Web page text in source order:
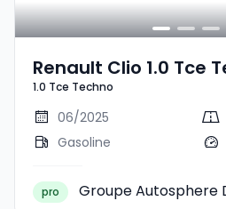
Renault Clio 1.0 Tce
1.0 Tce Techno
06/2025
Gasoline
pro Groupe Autosphere